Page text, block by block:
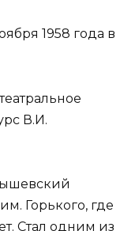
1958 года в
В.И.
Горького, где
Стал одним из